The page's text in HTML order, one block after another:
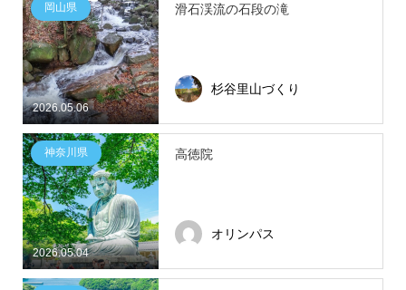
2026.05.06
岡山県 滑石渓流の石段の滝
杉谷里山づくり
2026.05.04
神奈川県 高徳院
オリンパス